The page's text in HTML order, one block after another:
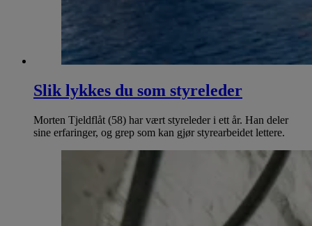
Slik lykkes du som styreleder
Morten Tjeldflåt (58) har vært styreleder i ett år. Han deler
sine erfaringer, og grep som kan gjør styrearbeidet lettere.